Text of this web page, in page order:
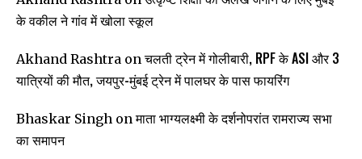
के वकील ने गांव में खोला स्कूल
Akhand Rashtra onचलती ट्रेन में गोलीबारी, RPF के ASI और 3
यात्रियों की मौत, जयपुर-मुंबई ट्रेन में पालघर के पास फायरिंग
Bhaskar Singh onमाता भाग्यलक्ष्मी के दर्शनोपरांत रामराज्य सभा
का समापन